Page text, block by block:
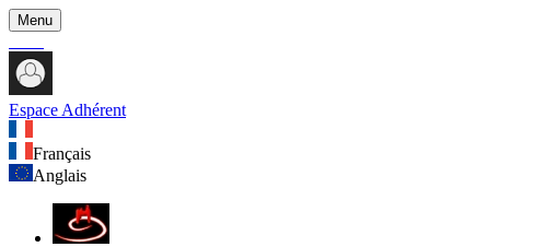
Menu
Espace Adhérent
Français
Anglais